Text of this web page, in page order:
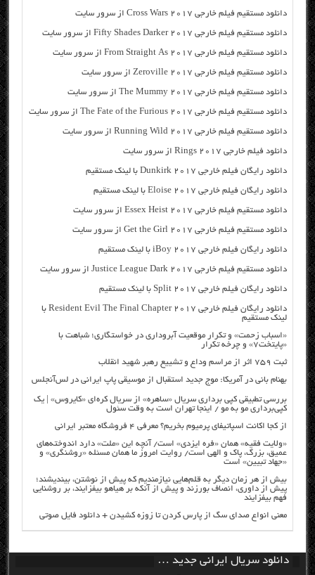
دانلود مستقیم فیلم خارجی Cross Wars 2017 از سرور سایت
دانلود مستقیم فیلم خارجی Fifty Shades Darker 2017 از سرور سایت
دانلود مستقیم فیلم خارجی From Straight As 2017 از سرور سایت
دانلود مستقیم فیلم خارجی Zeroville 2017 از سرور سایت
دانلود مستقیم فیلم خارجی The Mummy 2017 از سرور سایت
دانلود مستقیم فیلم خارجی The Fate of the Furious 2017 از سرور سایت
دانلود مستقیم فیلم خارجی Running Wild 2017 از سرور سایت
دانلود فیلم خارجی Rings 2017 از سرور سایت
دانلود رایگان فیلم خارجی Dunkirk 2017 با لینک مستقیم
دانلود رایگان فیلم خارجی Eloise 2017 با لینک مستقیم
دانلود مستقیم فیلم خارجی Essex Heist 2017 از سرور سایت
دانلود مستقیم فیلم خارجی Get the Girl 2017 از سرور سایت
دانلود رایگان فیلم خارجی iBoy 2017 با لینک مستقیم
دانلود مستقیم فیلم خارجی Justice League Dark 2017 از سرور سایت
دانلود رایگان فیلم خارجی Split 2017 با لینک مستقیم
دانلود رایگان فیلم خارجی Resident Evil The Final Chapter 2017 با
لینک مستقیم
«اسباب زحمت» و تکرار موقعیت آبروداری در خواستگاری؛ شباهت با
«پایتخت۷» و چرخه تکرار
ثبت ۷۵۹ اثر از مراسم وداع و تشییع رهبر شهید انقلاب
بهنام بانی در آمریکا: موج جدید استقبال از موسیقی پاپ ایرانی در لس‌آنجلس
بررسی تطبیقی کپی برداری سریال «ساهره» از سریال کره‌ای «کایروس» | یک
کپی‌برداری مو به مو / اینجا تهران است به وقت سئول
از کجا اکانت اسپاتیفای پرمیوم بخریم؟ معرفی ۴ فروشگاه معتبر ایرانی
«ولایت فقیه» همان «فره ایزدی» است/ آنچه این «ملت» دارد اندوخته‌های
عمیق، بزرگ، پاک و الهی است/ روایت امروز ما همان مسئله «روشنگری» و
«جهاد تبیین» است
بیش از هر زمان دیگر به قلم‌هایی نیازمندیم که پیش از نوشتن، بیندیشند؛
پیش از داوری، انصاف بورزند و پیش از آنکه بر هیاهو بیفزایند، بر روشنایی
فهم بیفزایند
معنی انواع صدای سگ از پارس کردن تا زوزه کشیدن + دانلود فایل صوتی
دانلود سریال ایرانی جدید …